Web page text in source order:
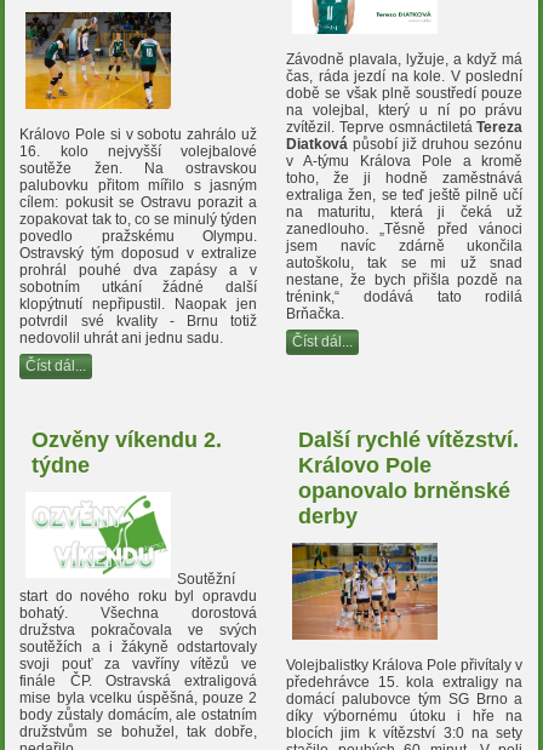
Královo Pole si v sobotu zahrálo už
16. kolo nejvyšší volejbalové
soutěže žen. Na ostravskou
palubovku přitom mířilo s jasným
cílem: pokusit se Ostravu porazit a
zopakovat tak to, co se minulý týden
povedlo pražskému Olympu.
Ostravský tým doposud v extralize
prohrál pouhé dva zapásy a v
sobotním utkání žádné další
klopýtnutí nepřipustil. Naopak jen
potvrdil své kvality - Brnu totiž
nedovolil uhrát ani jednu sadu.
Číst dál...
Závodně plavala, lyžuje, a když má
čas, ráda jezdí na kole. V poslední
době se však plně soustředí pouze
na volejbal, který u ní po právu
zvítězil. Teprve osmnáctiletáTereza
Diatkovápůsobí již druhou sezónu
v A-týmu Králova Pole a kromě
toho, že ji hodně zaměstnává
extraliga žen, se teď ještě pilně učí
na maturitu, která ji čeká už
zanedlouho. „Těsně před vánoci
jsem navíc zdárně ukončila
autoškolu, tak se mi už snad
nestane, že bych přišla pozdě na
trénink,“ dodává tato rodilá
Brňačka.
Číst dál...
Ozvěny víkendu 2.
týdne
Soutěžní
start do nového roku byl opravdu
bohatý. Všechna dorostová
družstva pokračovala ve svých
soutěžích a i žákyně odstartovaly
svoji pouť za vavříny vítězů ve
finále ČP. Ostravská extraligová
mise byla vcelku úspěšná, pouze 2
body zůstaly domácím, ale ostatním
družstvům se bohužel, tak dobře,
Další rychlé vítězství.
Královo Pole
opanovalo brněnské
derby
Volejbalistky Králova Pole přivítaly v
předehrávce 15. kola extraligy na
domácí palubovce tým SG Brno a
díky výbornému útoku i hře na
blocích jim k vítězství 3:0 na sety